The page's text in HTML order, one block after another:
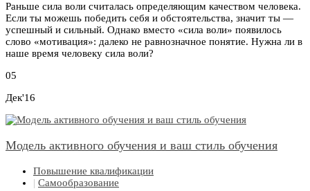
Раньше сила воли считалась определяющим качеством человека.
Если ты можешь победить себя и обстоятельства, значит ты —
успешный и сильный. Однако вместо «сила воли» появилось
слово «мотивация»: далеко не равнозначное понятие. Нужна ли в
наше время человеку сила воли?
05
Дек'16
Модель активного обучения и ваш стиль обучения
Повышение квалификации
| Самообразование